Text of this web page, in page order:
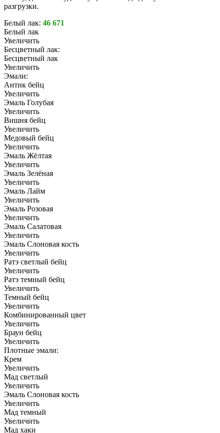
разгрузки.
Белый лак: 46 671
Белый лак
Увеличить
Бесцветный лак:
Бесцветный лак
Увеличить
Эмали:
Антик бейц
Увеличить
Эмаль Голубая
Увеличить
Вишня бейц
Увеличить
Медовый бейц
Увеличить
Эмаль Жёлтая
Увеличить
Эмаль Зелёная
Увеличить
Эмаль Лайм
Увеличить
Эмаль Розовая
Увеличить
Эмаль Салатовая
Увеличить
Эмаль Слоновая кость
Увеличить
Ратэ светлый бейц
Увеличить
Ратэ темный бейц
Увеличить
Темный бейц
Увеличить
Комбинированный цвет
Увеличить
Браун бейц
Увеличить
Плотные эмали:
Крем
Увеличить
Мад светлый
Увеличить
Эмаль Слоновая кость
Увеличить
Мад темный
Увеличить
Мад хаки